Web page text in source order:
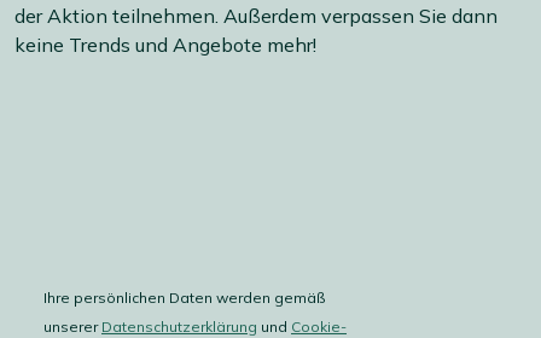
der Aktion teilnehmen. Außerdem verpassen Sie dann
keine Trends und Angebote mehr!
Ihre persönlichen Daten werden gemäß
unserer Datenschutzerklärung und Cookie-